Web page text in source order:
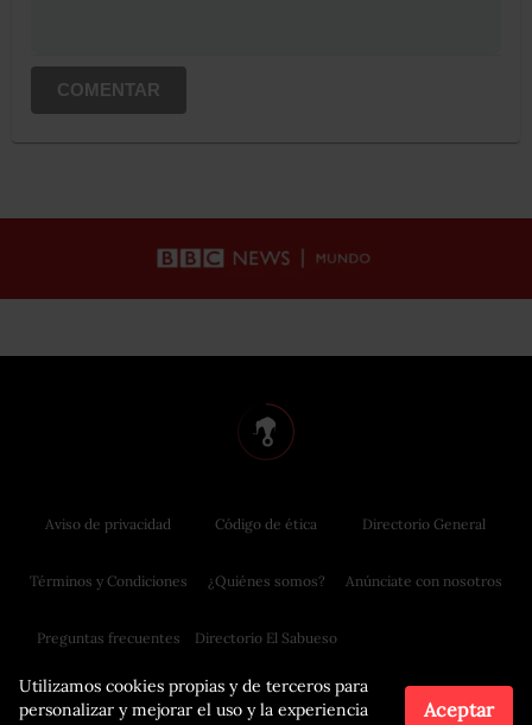
COMENTAR
Utilizamos cookies propias y de terceros para
personalizar y mejorar el uso y la experiencia
Aceptar
Aviso de privacidad
Términos y Condiciones
Preguntas frecuentes
Código de ética
¿Quiénes somos?
Directorio El Sabueso
Directorio General
Anúnciate con nosotros